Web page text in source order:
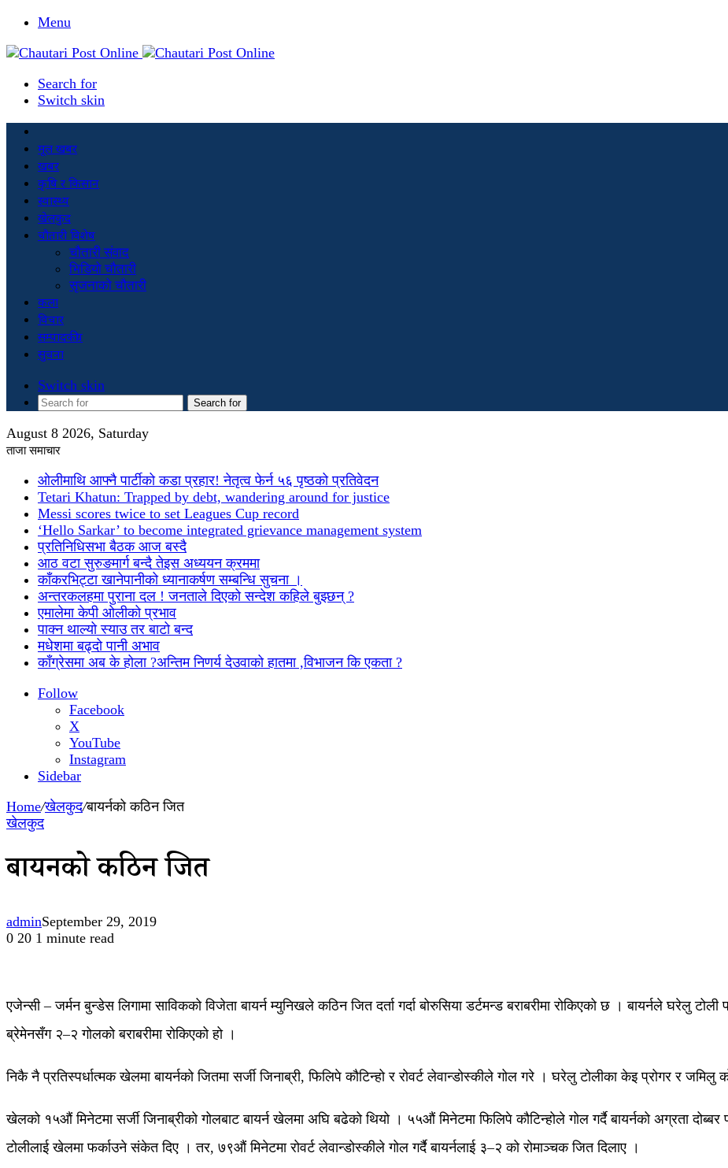
Menu
Search for
Switch skin
मूल खबर
खबर
कृषि र किसान
स्वास्थ्य
खेलकुद
चौतारी विशेष
चौतारी संवाद
भिडियो चौतारी
सृजनाको चौतारी
कला
विचार
सम्पादकीय
सुचना
Switch skin
Search for
August 8 2026, Saturday
ताजा समाचार
ओलीमाथि आफ्नै पार्टीको कडा प्रहार! नेतृत्व फेर्न ५६ पृष्ठको प्रतिवेदन
Tetari Khatun: Trapped by debt, wandering around for justice
Messi scores twice to set Leagues Cup record
‘Hello Sarkar’ to become integrated grievance management system
प्रतिनिधिसभा बैठक आज बस्दै
आठ वटा सुरुङमार्ग बन्दै तेइस अध्ययन क्रममा
काँकरभिट्टा खानेपानीको ध्यानाकर्षण सम्बन्धि सुचना ।
अन्तरकलहमा पुराना दल ! जनताले दिएको सन्देश कहिले बुझ्छन् ?
एमालेमा केपी ओलीको प्रभाव
पाक्न थाल्यो स्याउ तर बाटो बन्द
मधेशमा बढ्दो पानी अभाव
काँग्रेसमा अब के होला ?अन्तिम निणर्य देउवाको हातमा ,विभाजन कि एकता ?
Follow
Facebook
X
YouTube
Instagram
Sidebar
Home/खेलकुद/बायर्नको कठिन जित
खेलकुद
बायर्नको कठिन जित
adminSeptember 29, 2019
0 20 1 minute read
एजेन्सी – जर्मन बुन्डेस लिगामा साविकको विजेता बायर्न म्युनिखले कठिन जित दर्ता गर्दा बोरुसिया डर्टमन्ड बराबरीमा रोकिएको छ । बायर्नले घरेलु टोली
ब्रेमेनसँग २–२ गोलको बराबरीमा रोकिएको हो ।
निकै नै प्रतिस्पर्धात्मक खेलमा बायर्नको जितमा सर्जी जिनाब्री, फिलिपे कौटिन्हो र रोवर्ट लेवान्डोस्कीले गोल गरे । घरेलु टोलीका केइ प्रोगर र जमिलु
खेलको १५औं मिनेटमा सर्जी जिनाब्रीको गोलबाट बायर्न खेलमा अघि बढेको थियो । ५५औं मिनेटमा फिलिपे कौटिन्होले गोल गर्दै बायर्नको अग्रता
टोलीलाई खेलमा फर्काउने संकेत दिए । तर, ७९औं मिनेटमा रोवर्ट लेवान्डोस्कीले गोल गर्दै बायर्नलाई ३–२ को रोमाञ्चक जित दिलाए ।